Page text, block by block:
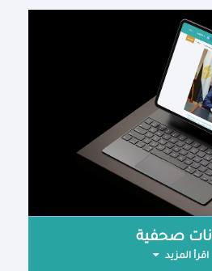
صحفية
اقرأ المزيد